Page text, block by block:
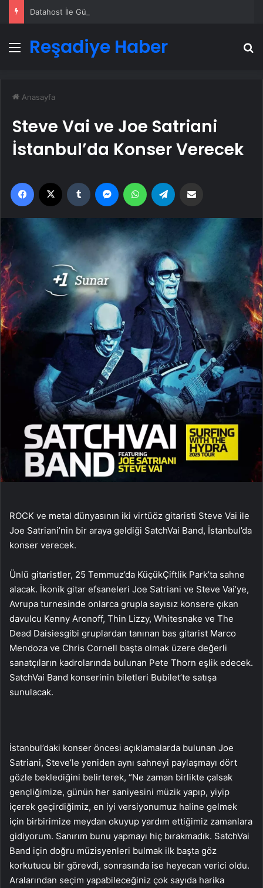
Datahost İle Güvenilir Sunucu Hizmetleri
Menü
Reşadiye Haber
Anasayfa
Steve Vai ve Joe Satriani
İstanbul’da Konser Verecek
Facebook Tumblr MessengerWhatsApp
ROCK ve metal dünyasının iki virtüöz gitaristi Steve Vai ile
Joe Satriani’nin bir araya geldiği SatchVai Band, İstanbul’da
konser verecek.
Ünlü gitaristler, 25 Temmuz’da KüçükÇiftlik Park’ta sahne
alacak. İkonik gitar efsaneleri Joe Satriani ve Steve Vai’ye,
Avrupa turnesinde onlarca grupla sayısız konsere çıkan
davulcu Kenny Aronoff, Thin Lizzy, Whitesnake ve The
Dead Daisiesgibi gruplardan tanınan bas gitarist Marco
Mendoza ve Chris Cornell başta olmak üzere değerli
sanatçıların kadrolarında bulunan Pete Thorn eşlik edecek.
SatchVai Band konserinin biletleri Bubilet’te satışa
sunulacak.
İstanbul’daki konser öncesi açıklamalarda bulunan Joe
Satriani, Steve’le yeniden aynı sahneyi paylaşmayı dört
gözle beklediğini belirterek, “Ne zaman birlikte çalsak
gençliğimize, günün her saniyesini müzik yapıp, yiyip
içerek geçirdiğimiz, en iyi versiyonumuz haline gelmek
için birbirimize meydan okuyup yardım ettiğimiz zamanlara
gidiyorum. Sanırım bunu yapmayı hiç bırakmadık. SatchVai
Band için doğru müzisyenleri bulmak ilk başta göz
korkutucu bir görevdi, sonrasında ise heyecan verici oldu.
Aralarından seçim yapabileceğiniz çok sayıda harika